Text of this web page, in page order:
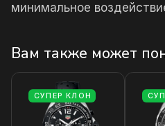
минимальное
Вам также может
СУПЕР КЛОН